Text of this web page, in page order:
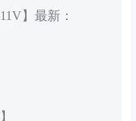
】最新：